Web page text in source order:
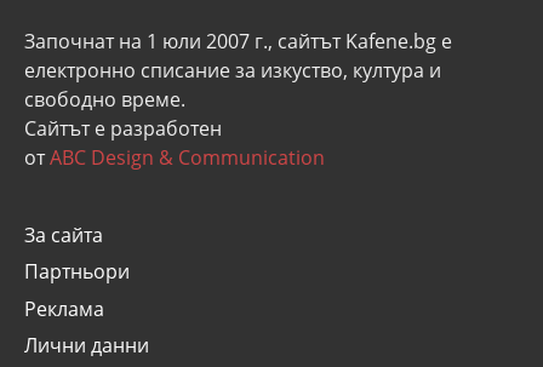
Започнат на 1 юли 2007 г., сайтът Kafene.bg e
eлектронно списание за изкуство, култура и
свободно време.
Сайтът е разработен
отABC Design & Communication
За сайта
Партньори
Реклама
Лични данни